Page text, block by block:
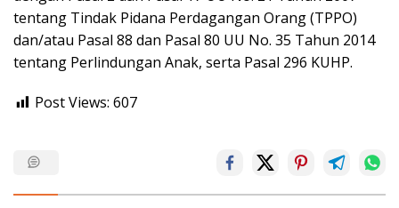
tentang Tindak Pidana Perdagangan Orang (TPPO)
dan/atau Pasal 88 dan Pasal 80 UU No. 35 Tahun 2014
tentang Perlindungan Anak, serta Pasal 296 KUHP.
Post Views: 607